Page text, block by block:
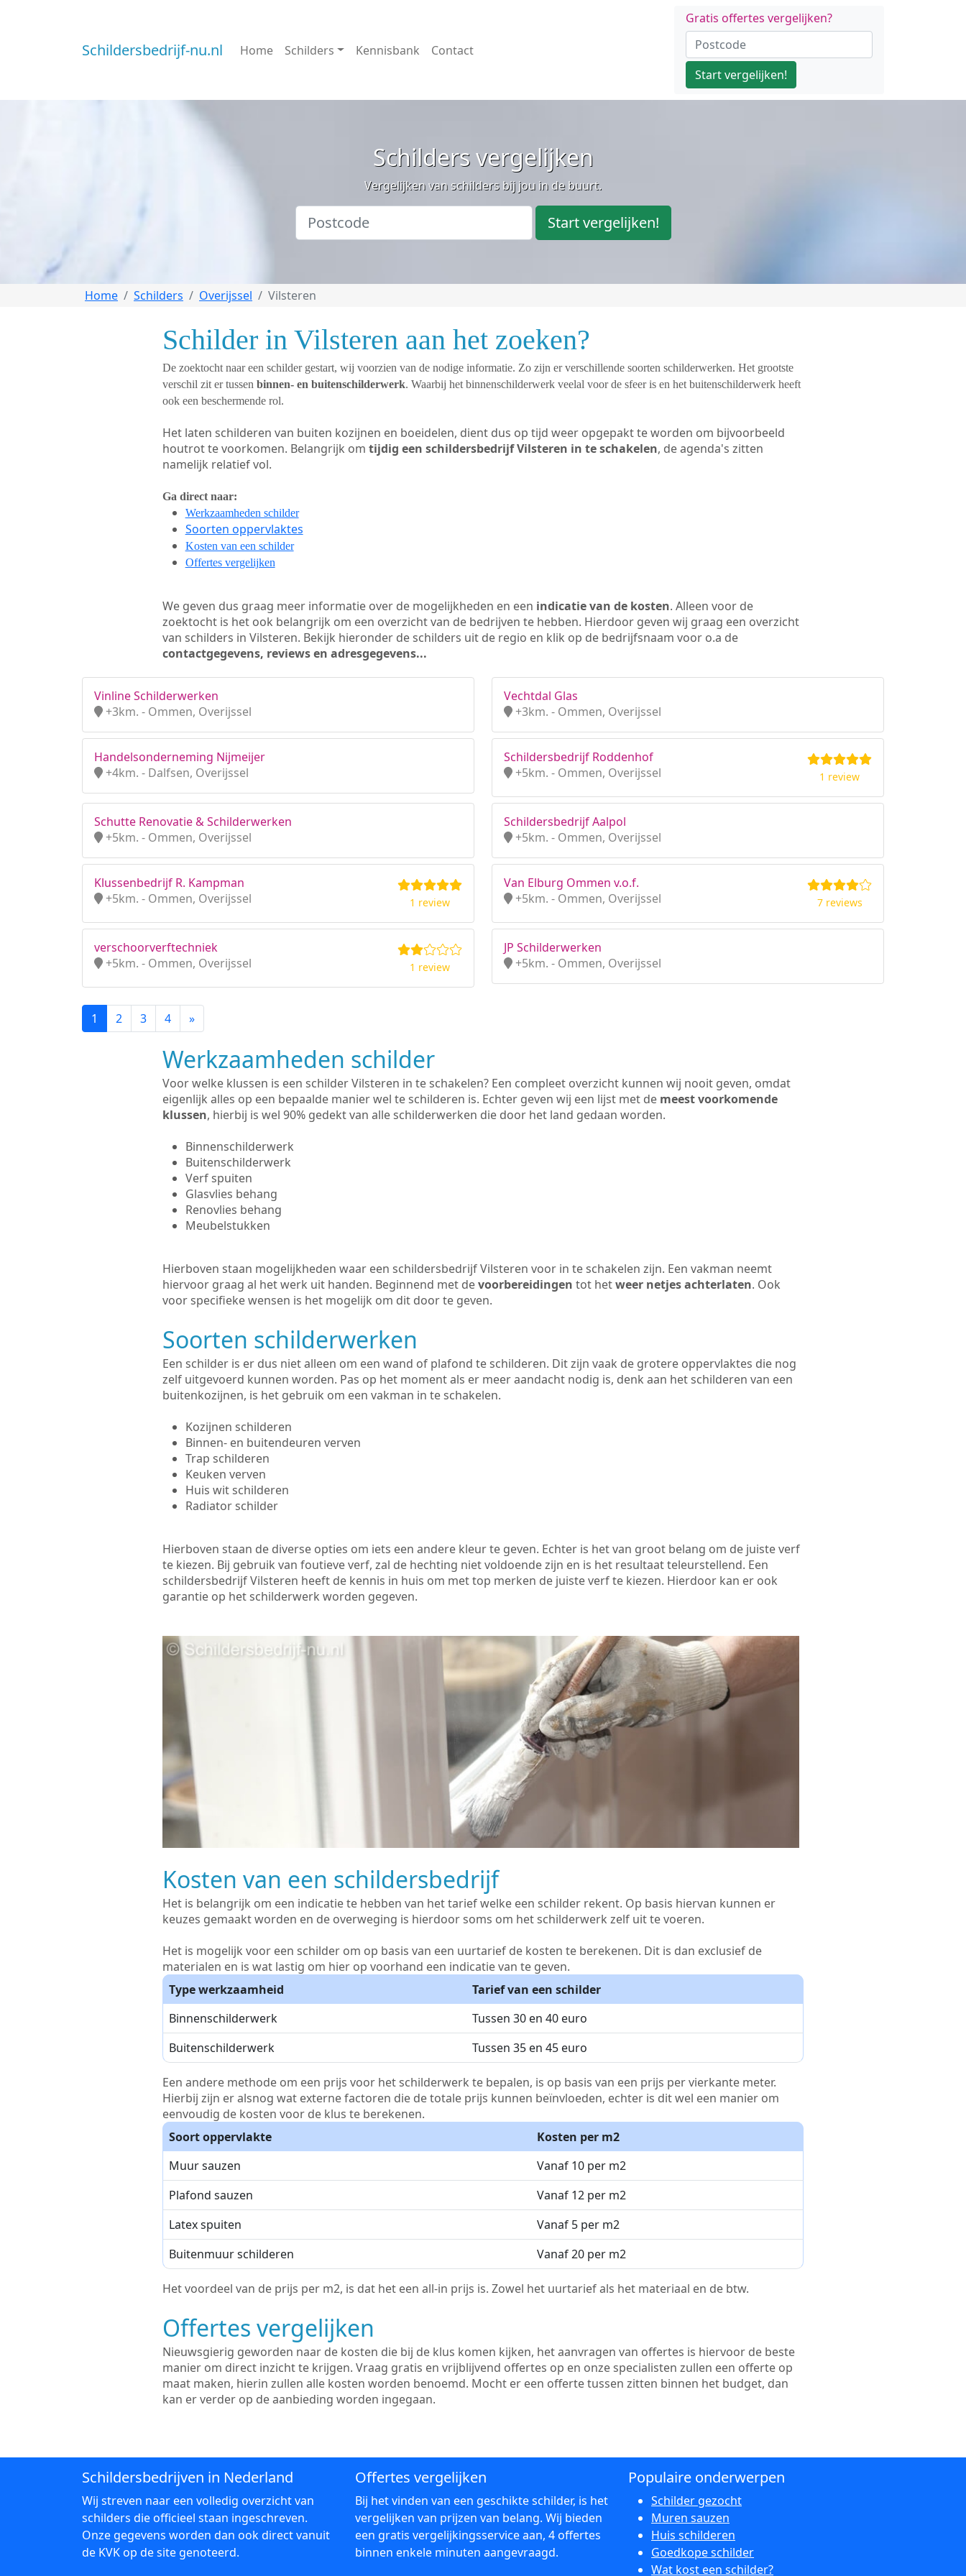
Schildersbedrijf-nu.nl Home Schilders Kennisbank Contact
Gratis offertes vergelijken?
Start vergelijken!
Schilders vergelijken
Vergelijken van schilders bij jou in de buurt.
Start vergelijken!
Home Schilders Overijssel Vilsteren
Schilder in Vilsteren aan het zoeken?
De zoektocht naar een schilder gestart, wij voorzien van de nodige informatie. Zo zijn er verschillende soorten schilderwerken. Het grootste
verschil zit er tussen binnen- en buitenschilderwerk. Waarbij het binnenschilderwerk veelal voor de sfeer is en het buitenschilderwerk heeft
ook een beschermende rol.
Het laten schilderen van buiten kozijnen en boeidelen, dient dus op tijd weer opgepakt te worden om bijvoorbeeld
houtrot te voorkomen. Belangrijk om tijdig een schildersbedrijf Vilsteren in te schakelen, de agenda's zitten
namelijk relatief vol.
Ga direct naar:
Werkzaamheden schilder
Soorten oppervlaktes
Kosten van een schilder
Offertes vergelijken
We geven dus graag meer informatie over de mogelijkheden en een indicatie van de kosten. Alleen voor de
zoektocht is het ook belangrijk om een overzicht van de bedrijven te hebben. Hierdoor geven wij graag een overzicht
van schilders in Vilsteren. Bekijk hieronder de schilders uit de regio en klik op de bedrijfsnaam voor o.a de
contactgegevens, reviews en adresgegevens...
Vinline Schilderwerken
+3km. - Ommen, Overijssel
Vechtdal Glas
+3km. - Ommen, Overijssel
Handelsonderneming Nijmeijer
+4km. - Dalfsen, Overijssel
Schildersbedrijf Roddenhof
+5km. - Ommen, Overijssel
1 review
Schutte Renovatie & Schilderwerken
+5km. - Ommen, Overijssel
Schildersbedrijf Aalpol
+5km. - Ommen, Overijssel
Klussenbedrijf R. Kampman
+5km. - Ommen, Overijssel
1 review
Van Elburg Ommen v.o.f.
+5km. - Ommen, Overijssel
7 reviews
verschoorverftechniek
+5km. - Ommen, Overijssel
1 review
JP Schilderwerken
+5km. - Ommen, Overijssel
1 2 3 4 »
Werkzaamheden schilder
Voor welke klussen is een schilder Vilsteren in te schakelen? Een compleet overzicht kunnen wij nooit geven, omdat
eigenlijk alles op een bepaalde manier wel te schilderen is. Echter geven wij een lijst met de meest voorkomende
klussen, hierbij is wel 90% gedekt van alle schilderwerken die door het land gedaan worden.
Binnenschilderwerk
Buitenschilderwerk
Verf spuiten
Glasvlies behang
Renovlies behang
Meubelstukken
Hierboven staan mogelijkheden waar een schildersbedrijf Vilsteren voor in te schakelen zijn. Een vakman neemt
hiervoor graag al het werk uit handen. Beginnend met devoorbereidingen tot hetweer netjes achterlaten. Ook
voor specifieke wensen is het mogelijk om dit door te geven.
Soorten schilderwerken
Een schilder is er dus niet alleen om een wand of plafond te schilderen. Dit zijn vaak de grotere oppervlaktes die nog
zelf uitgevoerd kunnen worden. Pas op het moment als er meer aandacht nodig is, denk aan het schilderen van een
buitenkozijnen, is het gebruik om een vakman in te schakelen.
Kozijnen schilderen
Binnen- en buitendeuren verven
Trap schilderen
Keuken verven
Huis wit schilderen
Radiator schilder
Hierboven staan de diverse opties om iets een andere kleur te geven. Echter is het van groot belang om de juiste verf
te kiezen. Bij gebruik van foutieve verf, zal de hechting niet voldoende zijn en is het resultaat teleurstellend. Een
schildersbedrijf Vilsteren heeft de kennis in huis om met top merken de juiste verf te kiezen. Hierdoor kan er ook
garantie op het schilderwerk worden gegeven.
Kosten van een schildersbedrijf
Het is belangrijk om een indicatie te hebben van het tarief welke een schilder rekent. Op basis hiervan kunnen er
keuzes gemaakt worden en de overweging is hierdoor soms om het schilderwerk zelf uit te voeren.
Het is mogelijk voor een schilder om op basis van een uurtarief de kosten te berekenen. Dit is dan exclusief de
materialen en is wat lastig om hier op voorhand een indicatie van te geven.
Type werkzaamheid
Tarief van een schilder
Binnenschilderwerk
Tussen 30 en 40 euro
Buitenschilderwerk
Tussen 35 en 45 euro
Een andere methode om een prijs voor het schilderwerk te bepalen, is op basis van een prijs per vierkante meter.
Hierbij zijn er alsnog wat externe factoren die de totale prijs kunnen beïnvloeden, echter is dit wel een manier om
eenvoudig de kosten voor de klus te berekenen.
Soort oppervlakte
Kosten per m2
Muur sauzen
Vanaf 10 per m2
Plafond sauzen
Vanaf 12 per m2
Latex spuiten
Vanaf 5 per m2
Buitenmuur schilderen
Vanaf 20 per m2
Het voordeel van de prijs per m2, is dat het een all-in prijs is. Zowel het uurtarief als het materiaal en de btw.
Offertes vergelijken
Nieuwsgierig geworden naar de kosten die bij de klus komen kijken, het aanvragen van offertes is hiervoor de beste
manier om direct inzicht te krijgen. Vraag gratis en vrijblijvend offertes op en onze specialisten zullen een offerte op
maat maken, hierin zullen alle kosten worden benoemd. Mocht er een offerte tussen zitten binnen het budget, dan
kan er verder op de aanbieding worden ingegaan.
Schildersbedrijven in Nederland
Wij streven naar een volledig overzicht van
schilders die officieel staan ingeschreven.
Onze gegevens worden dan ook direct vanuit
de KVK op de site genoteerd.
Offertes vergelijken
Bij het vinden van een geschikte schilder, is het
vergelijken van prijzen van belang. Wij bieden
een gratis vergelijkingsservice aan, 4 offertes
binnen enkele minuten aangevraagd.
Populaire onderwerpen
Schilder gezocht
Muren sauzen
Huis schilderen
Goedkope schilder
Wat kost een schilder?